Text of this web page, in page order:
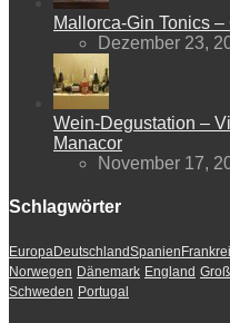
Mallorca-Gin Tonics
Dezember 23,
Wein-Degustation –
Manacor
November 17,
Schlagwörter
EuropaDeutschlandSpanien
Norwegen Dänemark England
Schweden Portugal